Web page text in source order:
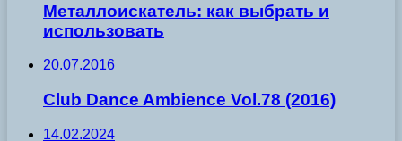
Металлоискатель: как выбрать и
использовать
20.07.2016
Club Dance Ambience Vol.78 (2016)
14.02.2024